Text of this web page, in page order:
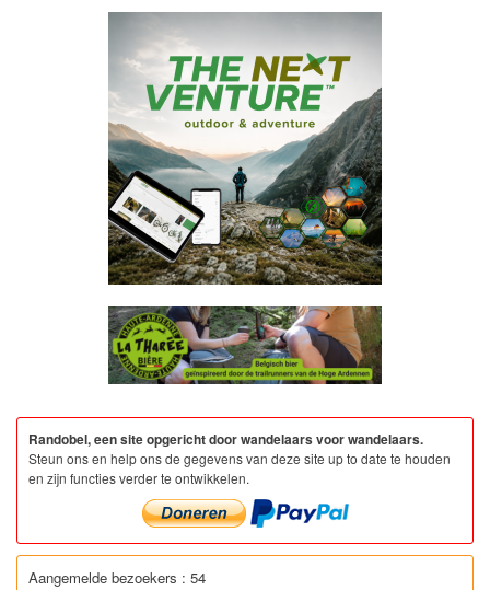
Randobel, een site opgericht door wandelaars voor wandelaars.
Steun ons en help ons de gegevens van deze site up to date te houden
en zijn functies verder te ontwikkelen.
Aangemelde bezoekers : 54